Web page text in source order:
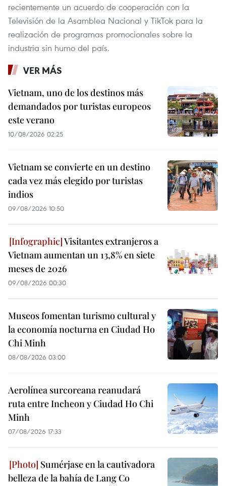
recientemente un acuerdo de cooperación con la
Televisión de la Asamblea Nacional y TikTok para la
realización de programas promocionales sobre la
industria sin humo del país.
VER MÁS
Vietnam, uno de los destinos más
demandados por turistas europeos
este verano
10/08/2026 02:25
Vietnam se convierte en un destino
cada vez más elegido por turistas
indios
09/08/2026 10:50
Visitantes extranjeros a
Vietnam aumentan un 13,8% en siete
meses de 2026
09/08/2026 00:30
Museos fomentan turismo cultural y
la economía nocturna en Ciudad Ho
Chi Minh
08/08/2026 03:00
Aerolínea surcoreana reanudará
ruta entre Incheon y Ciudad Ho Chi
Minh
07/08/2026 17:33
Sumérjase en la cautivadora
belleza de la bahía de Lang Co